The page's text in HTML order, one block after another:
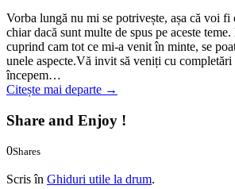
Vorba lungă nu mi se potrivește, așa că voi fi
chiar dacă sunt multe de spus pe aceste
cuprind cam tot ce mi-a venit în minte, se
unele aspecte.Vă invit să veniți cu
începem…
Citește mai departe →
Share and Enjoy !
0Shares
Scris în Ghiduri utile la drum.